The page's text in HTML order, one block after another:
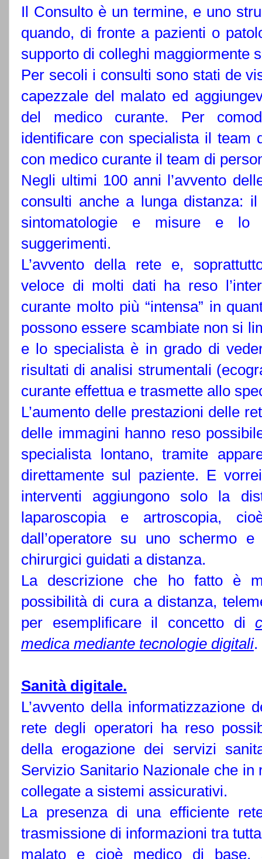
Il Consulto è un termine, e uno
quando, di fronte a pazienti o
supporto di colleghi maggiormente
Per secoli i consulti sono stati de
capezzale del malato ed
del medico curante. Per
identificare con specialista il team
con medico curante il team di
Negli ultimi 100 anni l’avvento
consulti anche a lunga distanza:
sintomatologie e misure e lo
suggerimenti.
L’avvento della rete e,
veloce di molti dati ha reso
curante molto più “intensa” in
possono essere scambiate non si
e lo specialista è in grado di
risultati di analisi strumentali
curante effettua e trasmette allo
L’aumento delle prestazioni delle
delle immagini hanno reso
specialista lontano, tramite
direttamente sul paziente. E
interventi aggiungono solo la
laparoscopia e artroscopia,
dall’operatore su uno schermo
chirurgici guidati a distanza.
La descrizione che ho fatto è
possibilità di cura a distanza,
per esemplificare il concetto di
medica mediante tecnologie digitali.
Sanità digitale.
L’avvento della informatizzazione
rete degli operatori ha reso
della erogazione dei servizi
Servizio Sanitario Nazionale che
collegate a sistemi assicurativi.
La presenza di una efficiente
trasmissione di informazioni tra
malato e cioè medico di base,